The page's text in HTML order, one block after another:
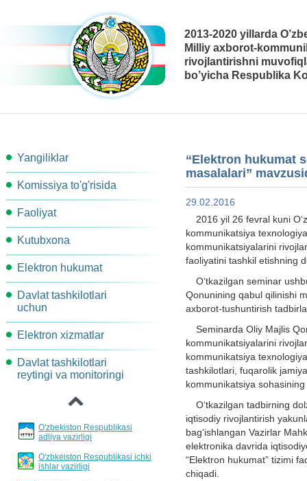
2013-2020 yillarda
Milliy axborot-
rivojlantirishni
bo’yicha Respublika
Yangiliklar
Komissiya to'g'risida
Komissiya tarkibi
Komissiya kotibiyati
Komissiya ishchi organlari
Bog'lanish
Komissiya topshiriqlari
Faoliyat
Ishchi guruhlar
Komissiya qarori
Ish rejasi
Kutubxona
Metodik materiallar
Me'yoriy-Huquqiy xujjatlar
Elektron hukumat
Arxitektura
Maqsadli indekatorlar va
ko'rsatkichlar
Jarayonlar davomidagi
harakatlarni qayta tashkil
Davlat tashkilotlari
uchun
AKT-rivojlantirish va joriy
etish yo'nalishlari
Davlat xizmatlarini
reglamentlash tartibi
Hisobotlar bo'yicha
Elektron xizmatlar
Loyihalar xujjatlarini
muhokama qilish
Davlat tashkilotlari
reytingi va monitoringi
O'zbekiston Respublikasi
adliya vazirligi
O'zbkeiston Respublikasi ichki
ishlar vazirligi
‹
“Elektron hukumat
masalalari”
29.02.2016
2016 yil 26 fevral kuni
kommunikatsiya
kommunikatsiyalarini
faoliyatini tashkil etishning
O‘tkazilgan seminar
Qonunining qabul qilinishi
axborot-tushuntirish
Seminarda Oliy Majlis
kommunikatsiyalarini
kommunikatsiya
tashkilotlari, fuqarolik
kommunikatsiya
O‘tkazilgan tadbirning
iqtisodiy rivojlantirish
bag‘ishlangan Vazirlar
elektronika davrida
“Elektron hukumat” tizimi
chiqadi.